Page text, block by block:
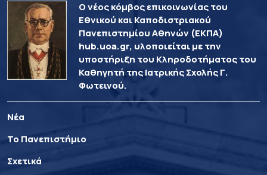
Ο νέος κόμβος επικοινωνίας του
Εθνικού και Καποδιστριακού
Πανεπιστημίου Αθηνών (ΕΚΠΑ)
hub.uoa.gr, υλοποιείται με την
υποστήριξη του Κληροδοτήματος του
Καθηγητή της Ιατρικής Σχολής Γ.
Φωτεινού.
Νέα
Το Πανεπιστήμιο
Σχετικά